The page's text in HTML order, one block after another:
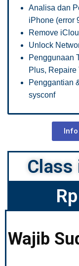
Analisa dan
iPhone (error
Remove
Unlock
Penggunaan
Plus, Repaire
Penggantian
sysconf
Info
Class
Wajib